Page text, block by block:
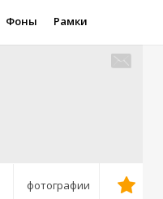
Фоны Рамки
фотографии